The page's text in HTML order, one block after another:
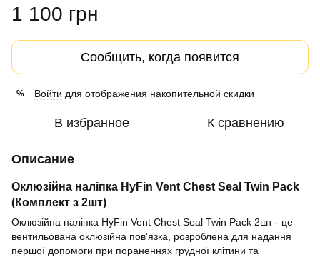
1 100 грн
Сообщить, когда появится
% Войти для отображения накопительной скидки
В избранное К сравнению
Описание
Оклюзійна наліпка HyFin Vent Chest Seal Twin Pack
(Комплект з 2шт)
Оклюзійна наліпка HyFin Vent Chest Seal Twin Pack 2шт - це
вентильована оклюзійна пов'язка, розроблена для надання
першої допомоги при пораненнях грудної клітини та